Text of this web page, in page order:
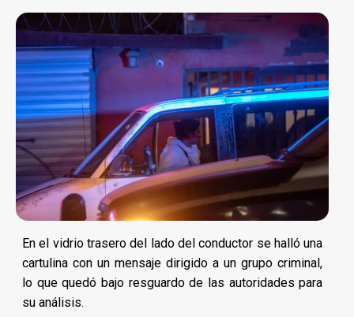
En el vidrio trasero del lado del conductor se halló una
cartulina con un mensaje dirigido a un grupo criminal,
lo que quedó bajo resguardo de las autoridades para
su análisis.